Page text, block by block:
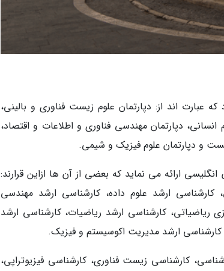
عبارت اند از: دپارتمان علوم زیست فناوری و بالینی،
دپارتمان مهندسی فناوری و اطلاعات و اقتصاد،
و دپارتمان علوم فیزیک و شیمی.
ارائه می نماید که بعضی از آن ها ازاین قرارند:
ارشد علوم داده، کارشناسی ارشد مهندسی
ریاضیاتی، کارشناسی ارشد ریاضیات، کارشناسی ارشد
ارشد مدیریت اکوسیستم و فیزیک.
کارشناسی زیست فناوری، کارشناسی فیزیوتراپی،